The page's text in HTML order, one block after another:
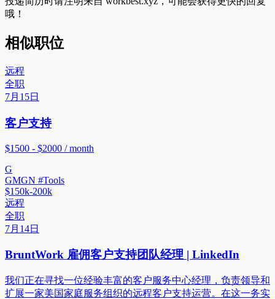
哦！
相似职位
远程
全职
7月15日
客户支持
$1500 - $2000 / month
G
GMGN #Tools
$150k-200k
远程
全职
7月14日
BruntWork 雇佣客户支持团队经理 | LinkedIn
我们正在寻找一位经验丰富的客户服务中心经理，负责领导和
扩展一家美国家庭服务组织的远程客户支持运营。在这一务实